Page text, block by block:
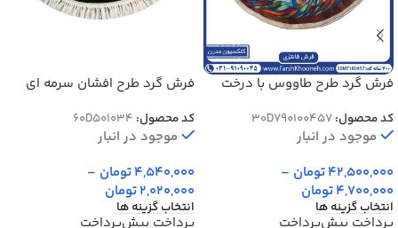
فرش گرد طرح طاووس با درخت
کد محصول:30D790100457
موجود در انبار
42,500,000تومان –
4,700,000تومان
انتخاب گزینه ها
پرداخت پیش‌پرداخت
فرش گرد طرح افشان سرمه ای
کد محصول: 60D501034
موجود در انبار
4,540,000تومان –
2,020,000تومان
انتخاب گزینه ها
پرداخت پیش‌پرداخت